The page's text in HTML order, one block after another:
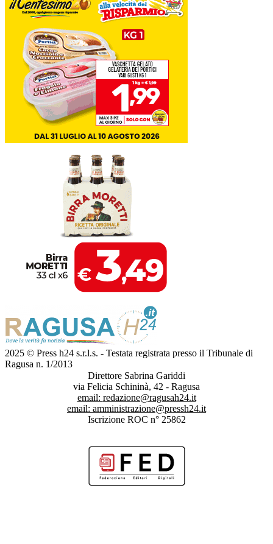
2025 © Press h24 s.r.l.s. - Testata registrata presso il Tribunale di
Ragusa n. 1/2013
Direttore Sabrina Gariddi
via Felicia Schininà, 42 - Ragusa
email: redazione@ragusah24.it
email: amministrazione@pressh24.it
Iscrizione ROC n° 25862